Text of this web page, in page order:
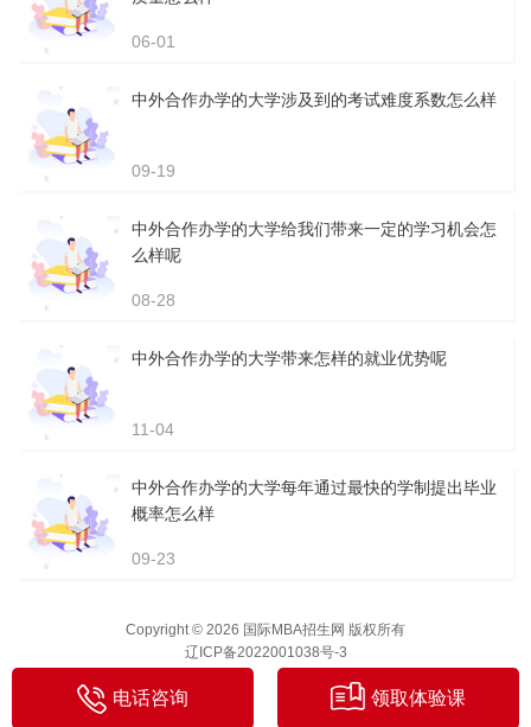
06-01
中外合作办学的大学涉及到的考试难度系数怎么样
09-19
中外合作办学的大学给我们带来一定的学习机会怎
么样呢
08-28
中外合作办学的大学带来怎样的就业优势呢
11-04
中外合作办学的大学每年通过最快的学制提出毕业
概率怎么样
09-23
Copyright © 2026 国际MBA招生网 版权所有
辽ICP备2022001038号-3
电话咨询 领取体验课